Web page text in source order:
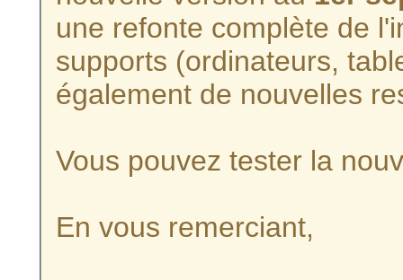
une refonte complète de
supports (ordinateurs,
également de nouvelles
Vous pouvez tester la
En vous remerciant,